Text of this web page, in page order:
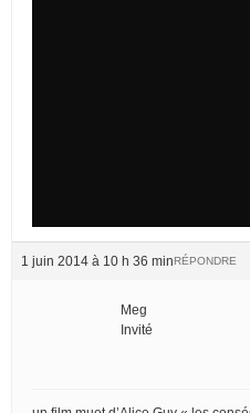
1 juin 2014 à 10 h 36 minRÉPONDRE
Meg
Invité